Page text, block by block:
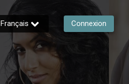
Français Connexion